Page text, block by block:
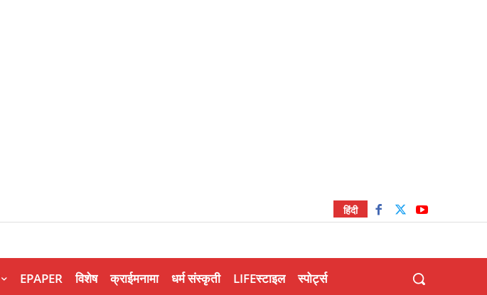
हिंदी
EPAPER विशेष क्राईमनामा धर्म संस्कृती LIFEस्टाइल स्पोर्ट्स